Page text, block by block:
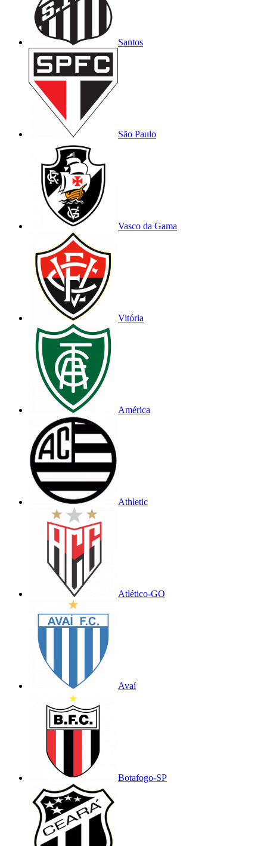
Santos
São Paulo
Vasco da Gama
Vitória
América
Athletic
Atlético-GO
Avaí
Botafogo-SP